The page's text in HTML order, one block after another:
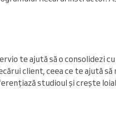
te ajută să o consolidezi cu
client, ceea ce te ajută
studioul și crește